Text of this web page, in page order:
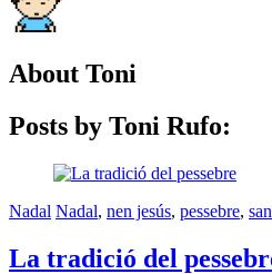
About Toni
Posts by Toni Rufo:
Nadal Nadal, nen jesús, pessebre,
La tradició del